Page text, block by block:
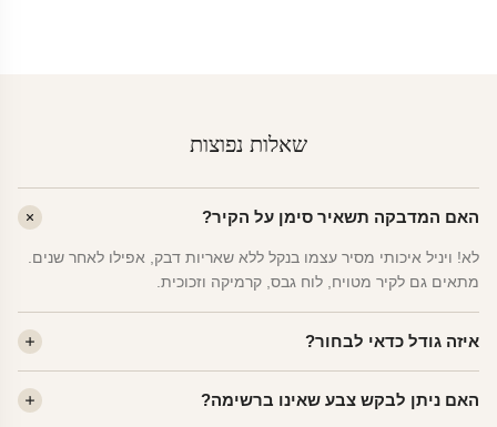
שאלות נפוצות
האם המדבקה תשאיר סימן על הקיר?
לא! ויניל איכותי מסיר עצמו בנקל ללא שאריות דבק, אפילו לאחר שנים.
מתאים גם לקיר מטויח, לוח גבס, קרמיקה וזכוכית.
איזה גודל כדאי לבחור?
שינה של מבוגרים — L. לפינה קטנה — S.
האם ניתן לבקש צבע שאינו ברשימה?